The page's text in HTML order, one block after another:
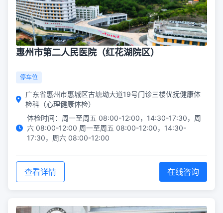
惠州市第二人民医院（红花湖院区）
停车位
广东省惠州市惠城区古塘坳大道19号门诊三楼优抚健康体
检科（心理健康体检）
体检时间：周一至周五 08:00-12:00，14:30-17:30，周
六 08:00-12:00 周一至周五 08:00-12:00，14:30-
17:30，周六 08:00-12:00
查看详情 在线咨询